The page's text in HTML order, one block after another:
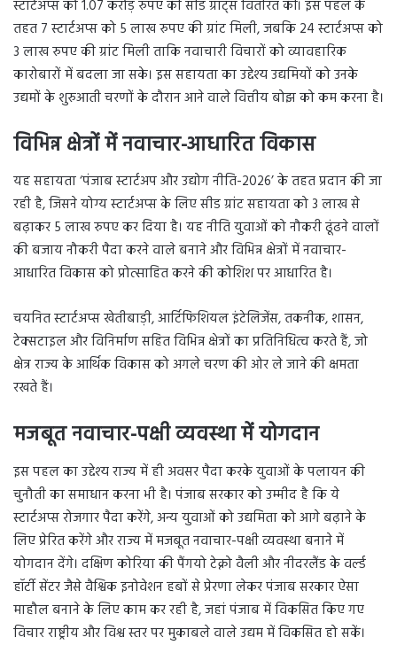
स्टार्टअप्स को 1.07 करोड़ रुपए की सीड ग्रांट्स वितरित कीं। इस पहल के
तहत 7 स्टार्टअप्स को 5 लाख रुपए की ग्रांट मिली, जबकि 24 स्टार्टअप्स को
3 लाख रुपए की ग्रांट मिली ताकि नवाचारी विचारों को व्यावहारिक
कारोबारों में बदला जा सके। इस सहायता का उद्देश्य उद्यमियों को उनके
उद्यमों के शुरुआती चरणों के दौरान आने वाले वित्तीय बोझ को कम करना है।
विभिन्न क्षेत्रों में नवाचार-आधारित विकास
यह सहायता ‘पंजाब स्टार्टअप और उद्योग नीति-2026’ के तहत प्रदान की जा
रही है, जिसने योग्य स्टार्टअप्स के लिए सीड ग्रांट सहायता को 3 लाख से
बढ़ाकर 5 लाख रुपए कर दिया है। यह नीति युवाओं को नौकरी ढूंढने वालों
की बजाय नौकरी पैदा करने वाले बनाने और विभिन्न क्षेत्रों में नवाचार-
आधारित विकास को प्रोत्साहित करने की कोशिश पर आधारित है।
चयनित स्टार्टअप्स खेतीबाड़ी, आर्टिफिशियल इंटेलिजेंस, तकनीक, शासन,
टेक्सटाइल और विनिर्माण सहित विभिन्न क्षेत्रों का प्रतिनिधित्व करते हैं, जो
क्षेत्र राज्य के आर्थिक विकास को अगले चरण की ओर ले जाने की क्षमता
रखते हैं।
मजबूत नवाचार-पक्षी व्यवस्था में योगदान
इस पहल का उद्देश्य राज्य में ही अवसर पैदा करके युवाओं के पलायन की
चुनौती का समाधान करना भी है। पंजाब सरकार को उम्मीद है कि ये
स्टार्टअप्स रोजगार पैदा करेंगे, अन्य युवाओं को उद्यमिता को आगे बढ़ाने के
लिए प्रेरित करेंगे और राज्य में मजबूत नवाचार-पक्षी व्यवस्था बनाने में
योगदान देंगे। दक्षिण कोरिया की पैंगयो टेक्नो वैली और नीदरलैंड के वर्ल्ड
हॉर्टी सेंटर जैसे वैश्विक इनोवेशन हबों से प्रेरणा लेकर पंजाब सरकार ऐसा
माहौल बनाने के लिए काम कर रही है, जहां पंजाब में विकसित किए गए
विचार राष्ट्रीय और विश्व स्तर पर मुकाबले वाले उद्यम में विकसित हो सकें।